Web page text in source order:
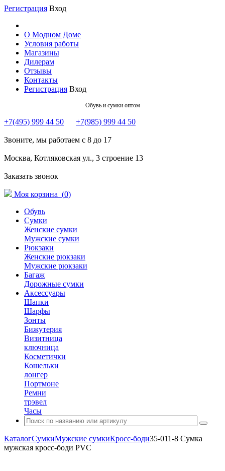
Регистрация Вход
О Модном Доме
Условия работы
Магазины
Дилерам
Отзывы
Контакты
Регистрация Вход
Обувь и сумки оптом
+7(495) 999 44 50 +7(985) 999 44 50
Звоните, мы работаем с 8 до 17
Москва, Котляковская ул., 3 строение 13
Заказать звонок
Моя корзина (0)
Обувь
Сумки
Женские сумки
Мужские сумки
Рюкзаки
Женские рюкзаки
Мужские рюкзаки
Багаж
Дорожные сумки
Аксессуары
Шапки
Шарфы
Зонты
Бижутерия
Визитница
ключница
Косметички
Кошельки
лонгер
Портмоне
Ремни
трэвел
Часы
КаталогСумкиМужские сумкиКросс-боди35-011-8 Сумка
мужская кросс-боди PVC